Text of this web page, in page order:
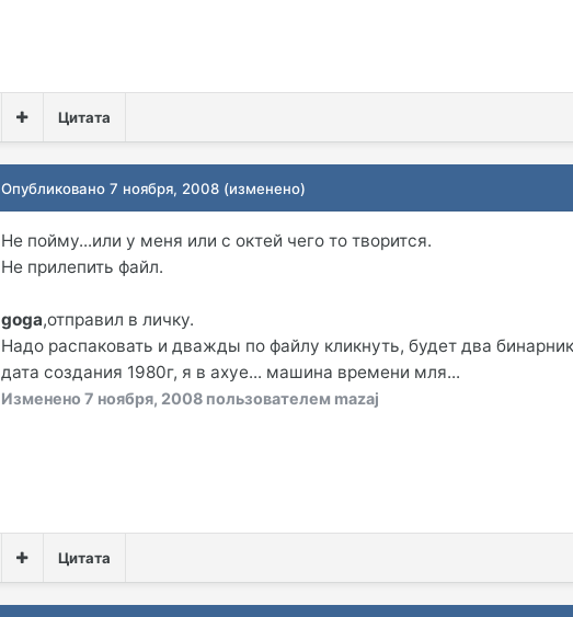
Цитата
Опубликовано7 ноября, 2008 (изменено)
Не пойму...или у меня или с октей чего то творится.
Не прилепить файл.
goga,отправил в личку.
Надо распаковать и дважды по файлу кликнуть, будет два
дата создания 1980г, я в ахуе... машина времени мля...
Изменено7 ноября, 2008 пользователем mazaj
Цитата